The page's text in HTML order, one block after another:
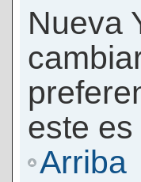
Nueva
este
Arriba